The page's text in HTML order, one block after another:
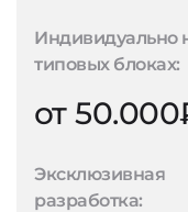
Индивидуально
типовых блоках:
от
Эксклюзивная
разработка: